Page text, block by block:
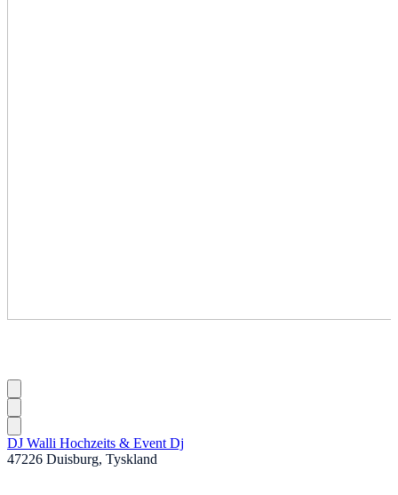
DJ Walli Hochzeits & Event Dj
47226 Duisburg, Tyskland